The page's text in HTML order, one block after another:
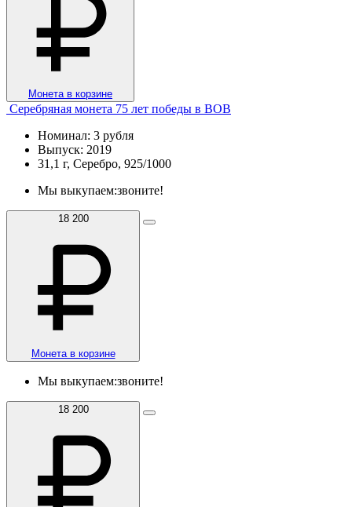
Монета в корзине
Серебряная монета 75 лет победы в ВОВ
Номинал: 3 рубля
Выпуск: 2019
31,1 г, Серебро, 925/1000
Мы выкупаем:звоните!
18 200
Монета в корзине
Мы выкупаем:звоните!
18 200